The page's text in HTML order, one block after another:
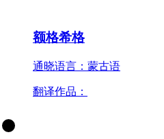
额格希格
通晓语言：蒙古语
翻译作品：